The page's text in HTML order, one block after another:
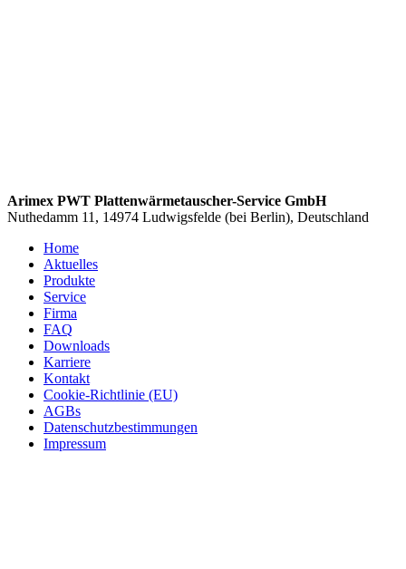
Arimex PWT Plattenwärmetauscher-Service GmbH
Nuthedamm 11, 14974 Ludwigsfelde (bei Berlin), Deutschland
Home
Aktuelles
Produkte
Service
Firma
FAQ
Downloads
Karriere
Kontakt
Cookie-Richtlinie (EU)
AGBs
Datenschutzbestimmungen
Impressum